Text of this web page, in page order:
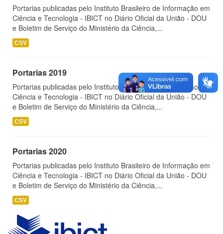
Portarias publicadas pelo Instituto Brasileiro de Informação em
Ciência e Tecnologia - IBICT no Diário Oficial da União - DOU
e Boletim de Serviço do Ministério da Ciência,...
CSV
Portarias 2019
Portarias publicadas pelo Instituto Brasileiro de Informação em
Ciência e Tecnologia - IBICT no Diário Oficial da União - DOU
e Boletim de Serviço do Ministério da Ciência,...
CSV
Portarias 2020
Portarias publicadas pelo Instituto Brasileiro de Informação em
Ciência e Tecnologia - IBICT no Diário Oficial da União - DOU
e Boletim de Serviço do Ministério da Ciência,...
CSV